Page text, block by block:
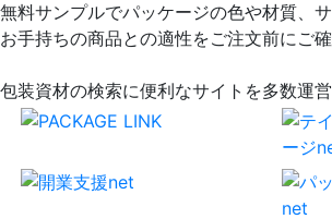
無料サンプルでパッケージの色や材質、サ
お手持ちの商品との適性をご注文前にご確
包装資材の検索に便利なサイトを多数運営